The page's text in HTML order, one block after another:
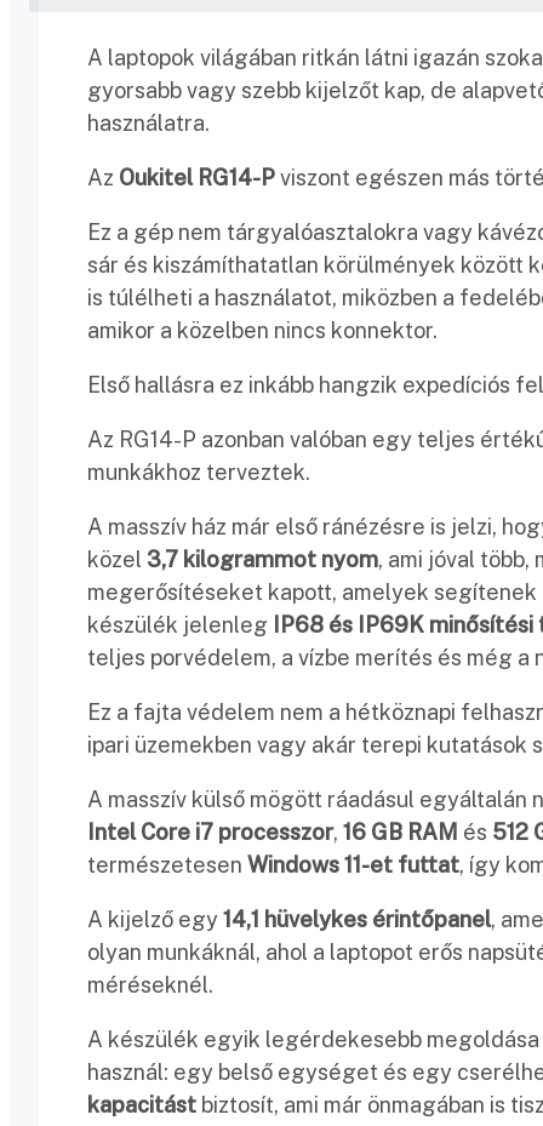
A laptopok világában ritkán látni igazán
gyorsabb vagy szebb kijelzőt kap, de
használatra.
Az Oukitel RG14-Pviszont egészen más
Ez a gép nem tárgyalóasztalokra vagy
sár és kiszámíthatatlan körülmények között
is túlélheti a használatot, miközben a
amikor a közelben nincs konnektor.
Első hallásra ez inkább hangzik expedíciós
Az RG14-P azonban valóban egy teljes
munkákhoz terveztek.
A masszív ház már első ránézésre is jelzi,
közel 3,7 kilogrammot nyom, ami jóval
megerősítéseket kapott, amelyek segítenek
készülék jelenleg
IP68 és IP69K
teljes porvédelem, a vízbe merítés és még
Ez a fajta védelem nem a hétköznapi
ipari üzemekben vagy akár terepi kutatások
A masszív külső mögött ráadásul
Intel Core i7 processzor, 16 GB RAM és 512
természetesen Windows 11-et futtat, így
A kijelző egy14,1 hüvelykes érintőpanel,
olyan munkáknál, ahol a laptopot erős
méréseknél.
A készülék egyik legérdekesebb
használ: egy belső egységet és egy
kapacitást biztosít, ami már önmagában is